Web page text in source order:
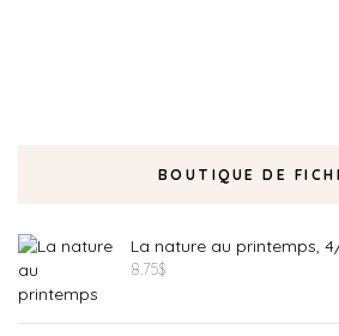
BOUTIQUE DE
La nature au printemps,
8.75$